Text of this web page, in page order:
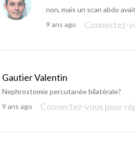
non, mais un scan abdo
9 ans ago
Connectez-
Gautier Valentin
Nephrostomie percutanée bilatérale?
9 ans ago
Connectez-vous pour